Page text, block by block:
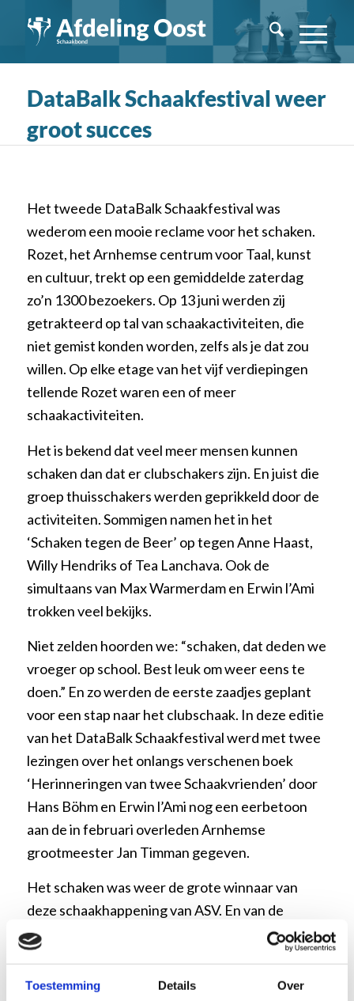
Toestemming Details Over
DataBalk Schaakfestival weer
groot succes
Het tweede DataBalk Schaakfestival was
wederom een mooie reclame voor het schaken.
Rozet, het Arnhemse centrum voor Taal, kunst
en cultuur, trekt op een gemiddelde zaterdag
zo’n 1300 bezoekers. Op 13 juni werden zij
getrakteerd op tal van schaakactiviteiten, die
niet gemist konden worden, zelfs als je dat zou
willen. Op elke etage van het vijf verdiepingen
tellende Rozet waren een of meer
schaakactiviteiten.
Het is bekend dat veel meer mensen kunnen
schaken dan dat er clubschakers zijn. En juist die
groep thuisschakers werden geprikkeld door de
activiteiten. Sommigen namen het in het
‘Schaken tegen de Beer’ op tegen Anne Haast,
Willy Hendriks of Tea Lanchava. Ook de
simultaans van Max Warmerdam en Erwin l’Ami
trokken veel bekijks.
Niet zelden hoorden we: “schaken, dat deden we
vroeger op school. Best leuk om weer eens te
doen.” En zo werden de eerste zaadjes geplant
voor een stap naar het clubschaak. In deze editie
van het DataBalk Schaakfestival werd met twee
lezingen over het onlangs verschenen boek
‘Herinneringen van twee Schaakvrienden’ door
Hans Böhm en Erwin l’Ami nog een eerbetoon
aan de in februari overleden Arnhemse
grootmeester Jan Timman gegeven.
Het schaken was weer de grote winnaar van
deze schaakhappening van ASV. En van de
deelnemers gingen er veel met een schaakboek,
een DGT-klok of een schaakspelletje naar huis.
Website ASV:
https://www.asv-schaken.nl/2e-